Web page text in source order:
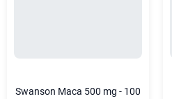
Swanson Maca 500 mg - 100